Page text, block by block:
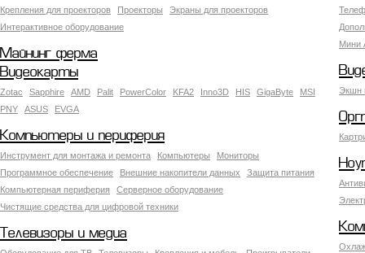
Мини
Крепления для проекторов Проекторы
Экраны для проекторов
Интерактивное оборудование
Майнинг ферма
Экшн
Видеокарты
Zotac Sapphire AMD Palit PowerColor KFA2 Inno3D HIS GigaByte
MSI
PNY
ASUS EVGA
Компьютеры и периферия
Инструмент для монтажа и ремонта Компьютеры
Мониторы
Программное обеспечение
Внешние накопители данных
Защита питания
Компьютерная периферия
Серверное оборудование
Чистящие средства для цифровой техники
Телевизоры и медиа